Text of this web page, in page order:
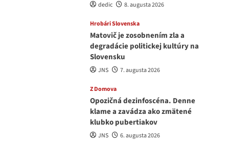
dedic 8. augusta 2026
Hrobári Slovenska
Matovič je zosobnením zla a
degradácie politickej kultúry na
Slovensku
JNS 7. augusta 2026
Z Domova
Opozičná dezinfoscéna. Denne
klame a zavádza ako zmätené
klubko pubertiakov
JNS 6. augusta 2026